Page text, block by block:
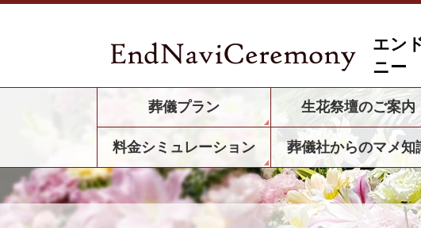
エン
ニー
葬儀プラン 生花祭壇のご案内
料金シミュレーション 葬儀社からのマメ知